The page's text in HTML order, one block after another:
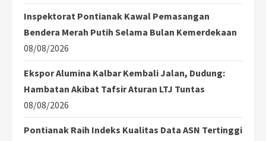
Inspektorat Pontianak Kawal Pemasangan
Bendera Merah Putih Selama Bulan Kemerdekaan
08/08/2026
Ekspor Alumina Kalbar Kembali Jalan, Dudung:
Hambatan Akibat Tafsir Aturan LTJ Tuntas
08/08/2026
Pontianak Raih Indeks Kualitas Data ASN Tertinggi